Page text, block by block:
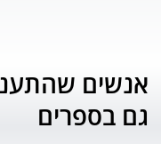
אנשים
גם בספרים